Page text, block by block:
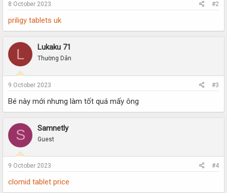
8 October 2023 #2
priligy tablets uk
L Lukaku 71
Thường Dân
9 October 2023 #3
Bé này mới nhưng làm tốt quá mấy ông
S Samnetly
Guest
9 October 2023 #4
clomid tablet price